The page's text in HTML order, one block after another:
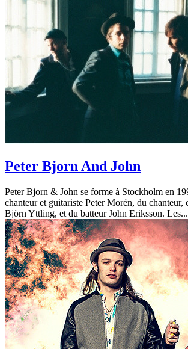
Peter Bjorn And John
Peter Bjorn & John se forme à Stockholm en
chanteur et guitariste Peter Morén, du chanteur,
Björn Yttling, et du batteur John Eriksson. Les...